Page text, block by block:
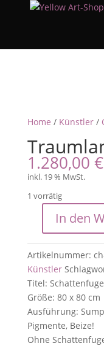
Home / Künstler/
1.280,00 €
inkl. 19 % MwSt.
1 vorrätig
TraumlandIn den
Artikelnummer:
Künstler
Titel:
Größe: 80 x 80 cm
Ausführung:
Pigmente, Beize!
Ohne